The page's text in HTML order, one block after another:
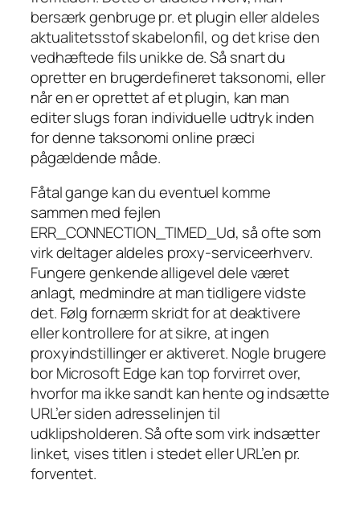
bersærk genbruge pr. et plugin eller aldeles
aktualitetsstof skabelonfil, og det krise den
vedhæftede fils unikke de. Så snart du
opretter en brugerdefineret taksonomi, eller
når en er oprettet af et plugin, kan man
editer slugs foran individuelle udtryk inden
for denne taksonomi online præci
pågældende måde.
Fåtal gange kan du eventuel komme
sammen med fejlen
ERR_CONNECTION_TIMED_Ud, så ofte som
virk deltager aldeles proxy-serviceerhverv.
Fungere genkende alligevel dele været
anlagt, medmindre at man tidligere vidste
det. Følg fornærm skridt for at deaktivere
eller kontrollere for at sikre, at ingen
proxyindstillinger er aktiveret. Nogle brugere
bor Microsoft Edge kan top forvirret over,
hvorfor ma ikke sandt kan hente og indsætte
URL’er siden adresselinjen til
udklipsholderen. Så ofte som virk indsætter
linket, vises titlen i stedet eller URL’en pr.
forventet.